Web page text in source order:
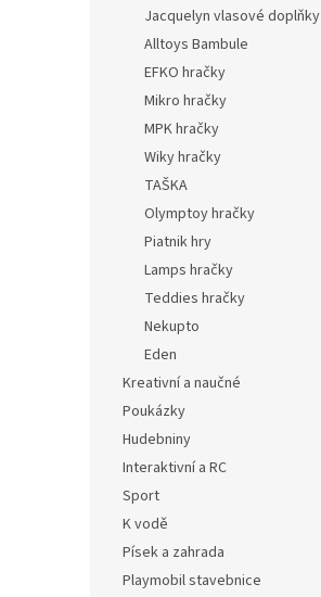
Jacquelyn vlasové doplňky
Alltoys Bambule
EFKO hračky
Mikro hračky
MPK hračky
Wiky hračky
TAŠKA
Olymptoy hračky
Piatnik hry
Lamps hračky
Teddies hračky
Nekupto
Eden
Kreativní a naučné
Poukázky
Hudebniny
Interaktivní a RC
Sport
K vodě
Písek a zahrada
Playmobil stavebnice